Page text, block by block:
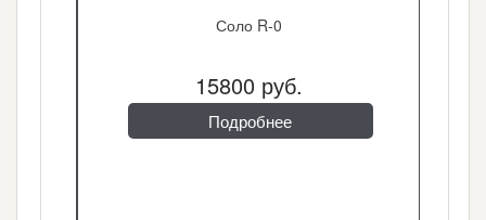
Соло R-0
15800 руб.
Подробнее